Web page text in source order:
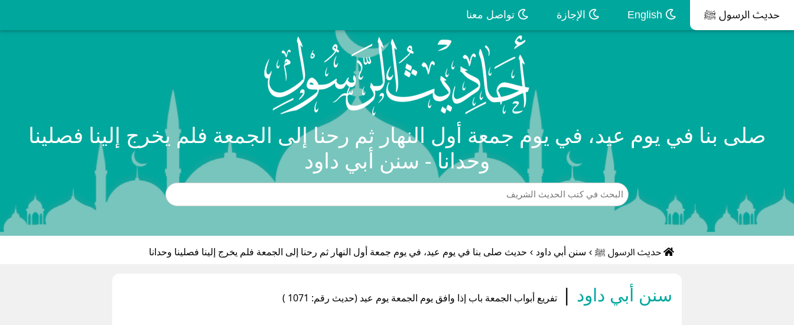
حديث الرسول ﷺ الإجازة تواصل معنا
صلى بنا في يوم عيد، في يوم جمعة أول النهار ثم رحنا إلى الجمعة فلم يخرج إلينا فصلينا
وحدانا - سنن أبي داود
حديث الرسول ﷺ › سنن أبي داود › حديث صلى بنا في يوم عيد، في يوم جمعة أول النهار ثم رحنا إلى الجمعة فلم يخرج إلينا فصلينا وحدانا
سنن أبي داود | تفريع أبواب الجمعة باب إذا وافق يوم الجمعة يوم عيد (حديث رقم: 1071 )